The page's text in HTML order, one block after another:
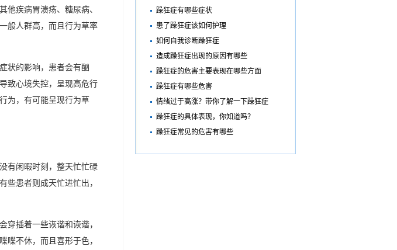
他疾病胃溃疡、糖尿病、
般人群高，而且行为草率
状的影响，患者会有酗
致心境失控，呈现高危行
为，有可能呈现行为草
有闲暇时刻，整天忙忙碌
些患者则成天忙进忙出，
穿插着一些诙谐和诙谐，
喋不休，而且喜形于色，
躁狂症有哪些症状
患了躁狂症该如何护理
如何自我诊断躁狂症
造成躁狂症出现的原因有哪些
躁狂症的危害主要表现在哪些方面
躁狂症有哪些危害
情绪过于高涨？带你了解一下躁狂症
躁狂症的具体表现，你知道吗？
躁狂症常见的危害有哪些